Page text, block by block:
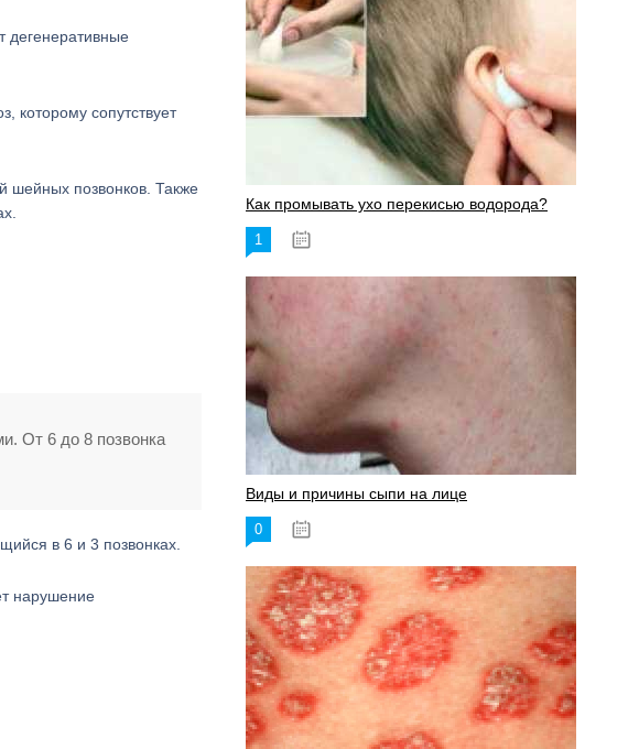
дегенеративные
которому сопутствует
шейных позвонков. Также
От 6 до 8 позвонка
в 6 и 3 позвонках.
нарушение
Как промывать ухо перекисью водорода?
1
Виды и причины сыпи на лице
0